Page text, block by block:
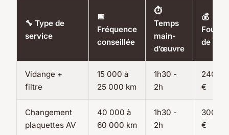
🔧 Type de
service
📅
Fréquence
conseillée
⏱️
Temps
main-
d’œuvre
💰
de prix
Vidange +
filtre
15 000 à
25 000 km
1h30 -
2h
240 -
€
Changement
plaquettes AV
40 000 à
60 000 km
1h30 -
2h
300 -
€